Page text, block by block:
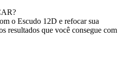
o Escudo 12D e refocar sua
resultados que você consegue com